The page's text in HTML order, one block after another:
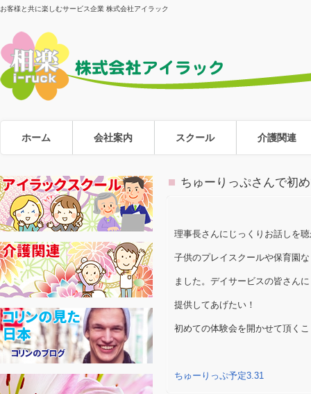
お客様と共に楽しむサービス企業 株式会社アイラック
ホーム 会社案内 スクール 介護関連
ちゅーりっぷさんで初
理事長さんにじっくりお話しを
子供のプレイスクールや保育園
ました。デイサービスの皆さん
提供してあげたい！
初めての体験会を開かせて頂く
ちゅーりっぷ予定3.31